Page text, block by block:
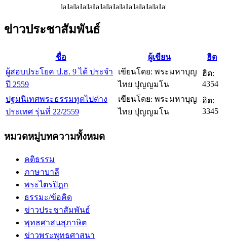
ข่าวประชาสัมพันธ์
ชื่อ ผู้เขียน
ฮิต
ผู้สอบประโยค ป.ธ. 9 ได้ ประจำ
ปี 2559
เขียนโดย: พระมหาบุญ
ไทย ปุญญมโน
ฮิต:
4354
ปฐมนิเทศพระธรรมทูตไปต่าง
ประเทศ รุ่นที่ 22/2559
เขียนโดย: พระมหาบุญ
ไทย ปุญญมโน
ฮิต:
3345
หมวดหมู่บทความทั้งหมด
คติธรรม
ภาษาบาลี
พระไตรปิฎก
ธรรมะ/ข้อคิด
ข่าวประชาสัมพันธ์
พุทธศาสนสุภาษิต
ข่าวพระพุทธศาสนา